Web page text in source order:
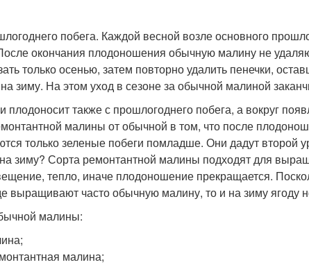
побега. Каждой весной возле основного
окончания плодоношения обычную малину не
только осенью, затем повторно удалить пенечки,
зиму. На этом уход в сезоне за обычной малиной
плодоносит также с прошлогоднего побега, а вокруг
малины от обычной в том, что после
только зеленые побеги помладше. Они дадут второй
зиму? Сорта ремонтантной малины подходят для
тепло, иначе плодоношение прекращается.
выращивают часто обычную малину, то и на зиму ягоду
малины:
малина;